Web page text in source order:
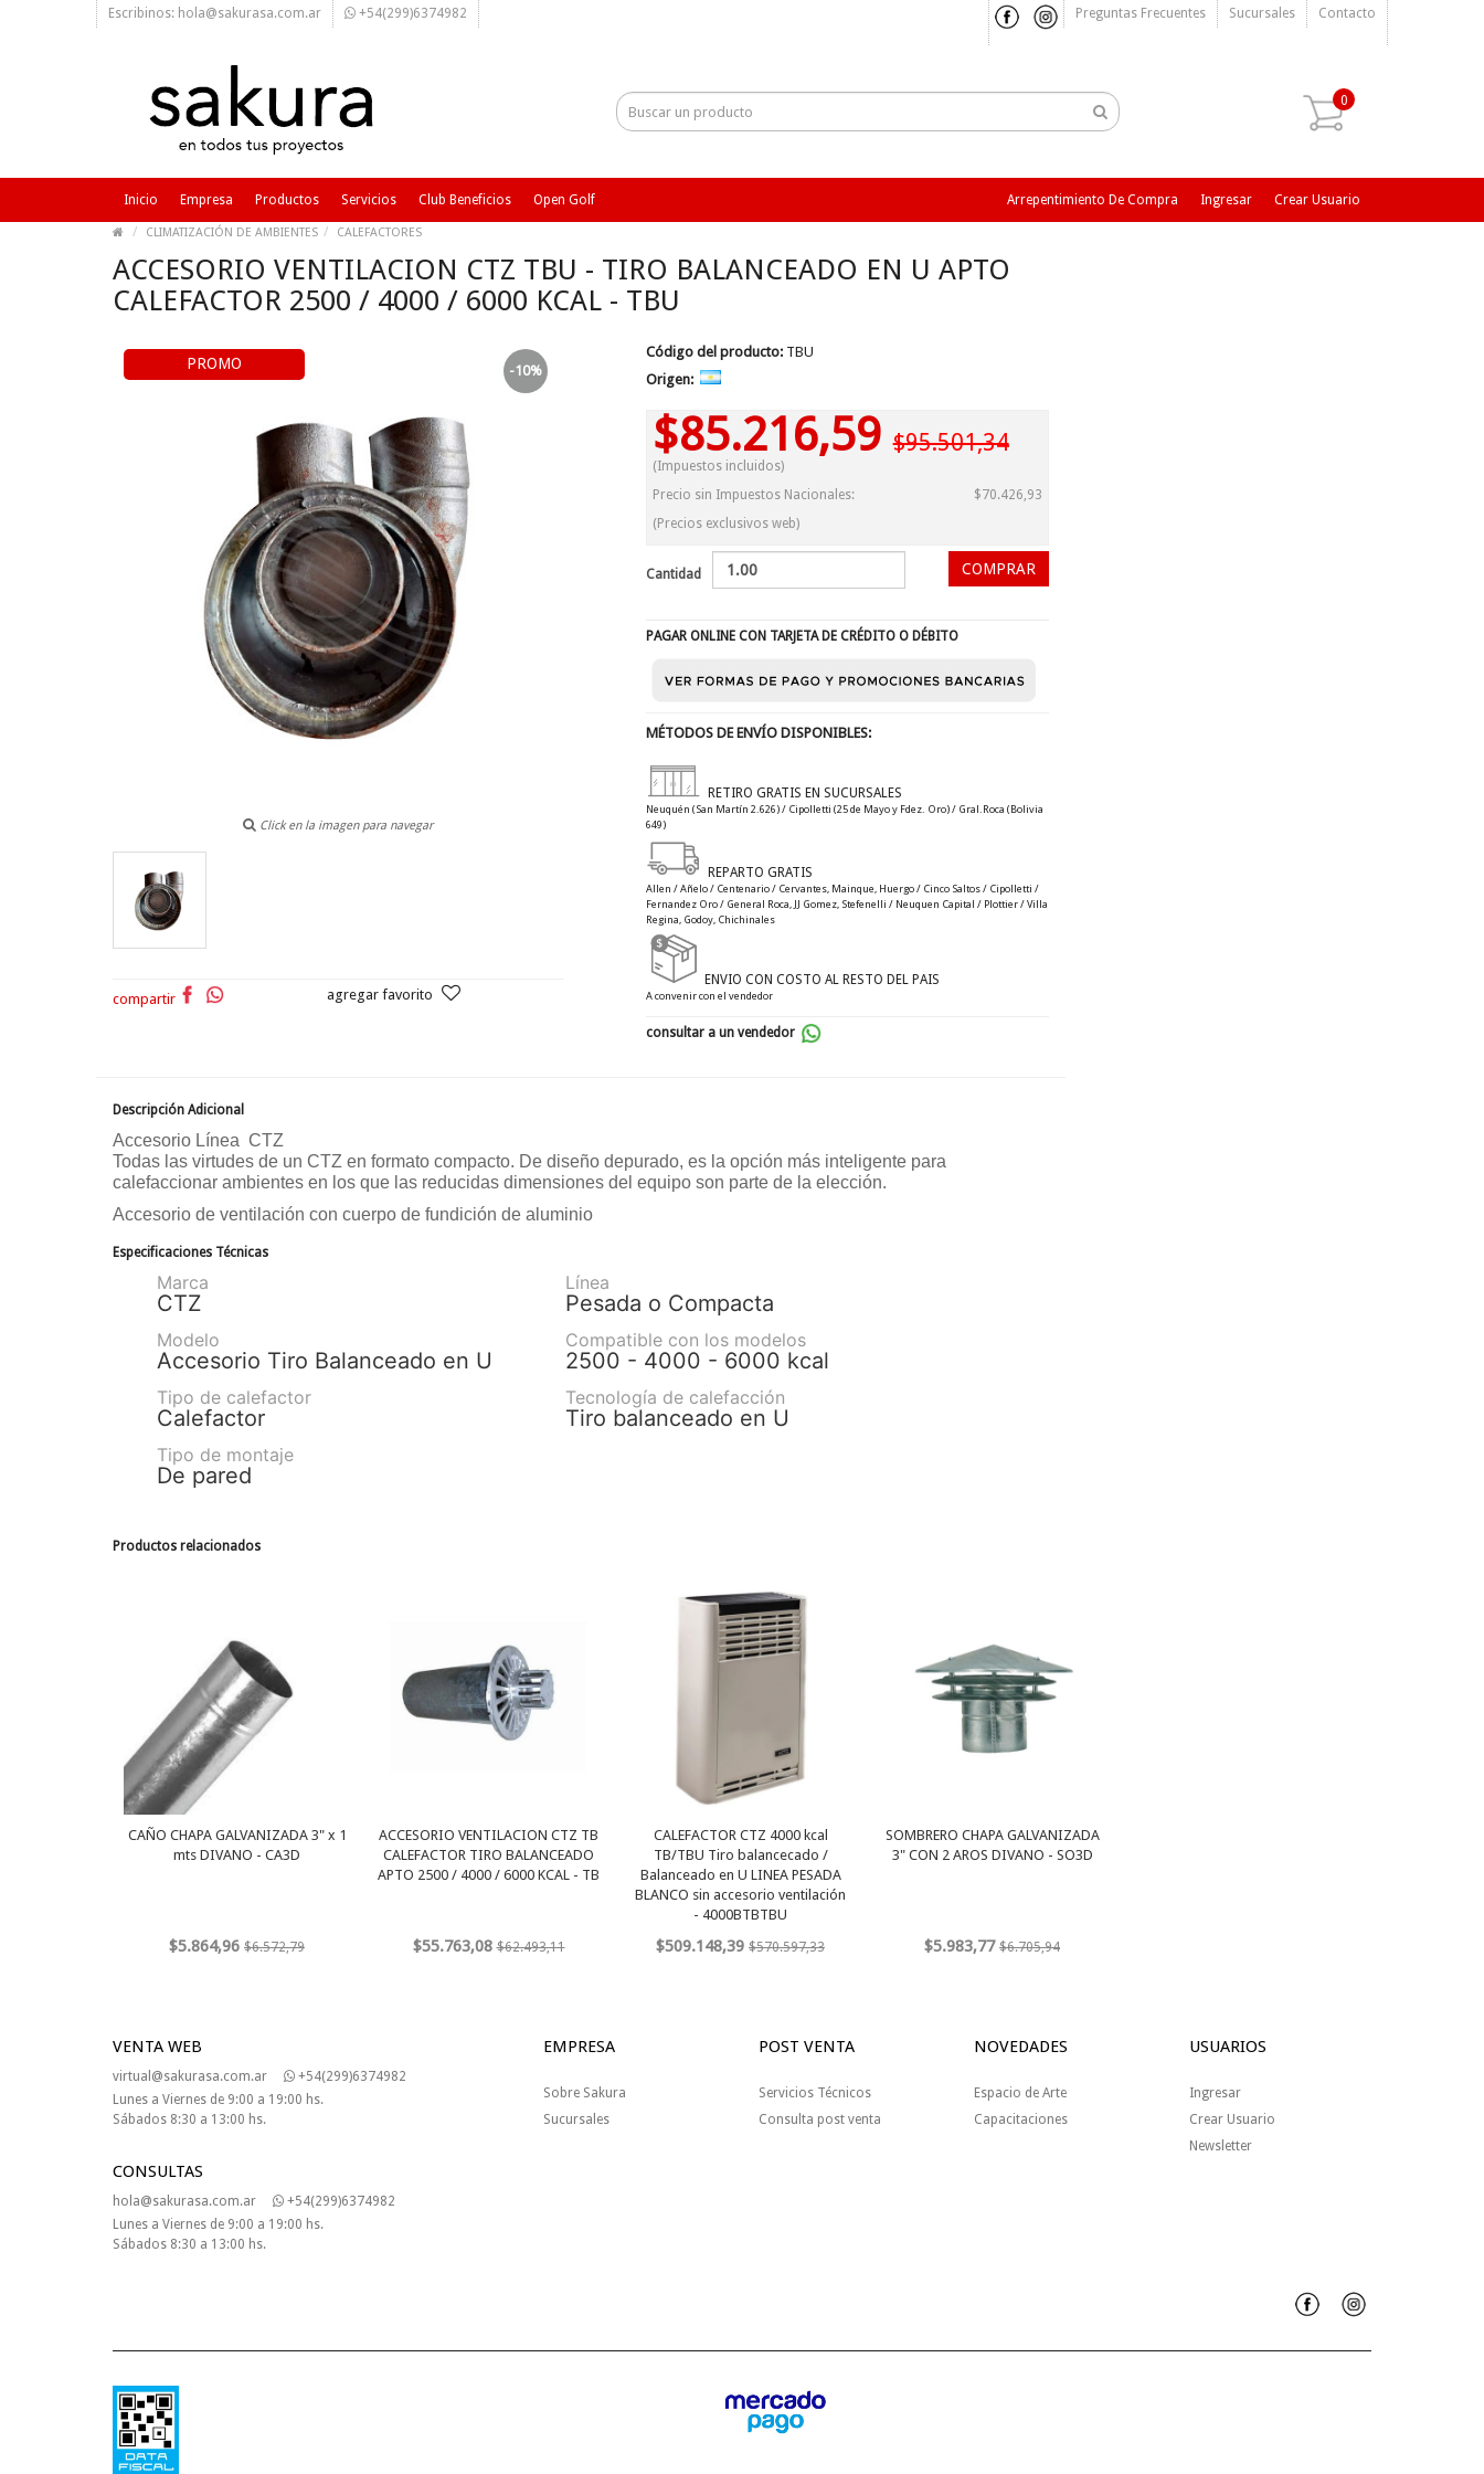
Escribinos: hola@sakurasa.com.ar +54(299)6374982 Preguntas Frecuentes Sucursales Contacto
0
Inicio Empresa Productos Servicios Club Beneficios Open Golf Crear Usuario
Ingresar
Arrepentimiento De Compra
CLIMATIZACIÓN DE AMBIENTES CALEFACTORES
ACCESORIO VENTILACION CTZ TBU - TIRO BALANCEADO EN U APTO
CALEFACTOR 2500 / 4000 / 6000 KCAL - TBU
PROMO -10%
Click en la imagen para navegar
compartir agregar favorito
Código del producto: TBU
Origen:
$85.216,59$95.501,34
(Impuestos incluidos)
Precio sin Impuestos Nacionales:
$70.426,93
(Precios exclusivos web)
Cantidad
PAGAR ONLINE CON TARJETA DE CRÉDITO O DÉBITO
MÉTODOS DE ENVÍO DISPONIBLES:
RETIRO GRATIS EN SUCURSALES
Neuquén (San Martín 2.626) / Cipolletti (25 de Mayo y Fdez. Oro) / Gral.Roca (Bolivia
649)
REPARTO GRATIS
Allen / Añelo / Centenario / Cervantes, Mainque, Huergo / Cinco Saltos / Cipolletti /
Fernandez Oro / General Roca, JJ Gomez, Stefenelli / Neuquen Capital / Plottier / Villa
Regina, Godoy, Chichinales
ENVIO CON COSTO AL RESTO DEL PAIS
A convenir con el vendedor
consultar a un vendedor
Descripción Adicional
Accesorio Línea CTZ
Todas las virtudes de un CTZ en formato compacto. De diseño depurado, es la opción más inteligente para
calefaccionar ambientes en los que las reducidas dimensiones del equipo son parte de la elección.
Accesorio de ventilación con cuerpo de fundición de aluminio
Especificaciones Técnicas
Marca
CTZ
Línea
Pesada o Compacta
Modelo
Accesorio Tiro Balanceado en U
Compatible con los modelos
2500 - 4000 - 6000 kcal
Tipo de calefactor
Calefactor
Tecnología de calefacción
Tiro balanceado en U
Tipo de montaje
De pared
Productos relacionados
CAÑO CHAPA GALVANIZADA 3" x 1
mts DIVANO - CA3D
$5.864,96 $6.572,79
ACCESORIO VENTILACION CTZ TB
CALEFACTOR TIRO BALANCEADO
APTO 2500 / 4000 / 6000 KCAL - TB
$55.763,08 $62.493,11
CALEFACTOR CTZ 4000 kcal
TB/TBU Tiro balancecado /
Balanceado en U LINEA PESADA
BLANCO sin accesorio ventilación
- 4000BTBTBU
$509.148,39 $570.597,33
SOMBRERO CHAPA GALVANIZADA
3" CON 2 AROS DIVANO - SO3D
$5.983,77 $6.705,94
VENTA WEB
virtual@sakurasa.com.ar
+54(299)6374982
Lunes a Viernes de 9:00 a 19:00 hs.
Sábados 8:30 a 13:00 hs.
CONSULTAS
hola@sakurasa.com.ar
+54(299)6374982
Lunes a Viernes de 9:00 a 19:00 hs.
Sábados 8:30 a 13:00 hs.
EMPRESA
Sobre Sakura
Sucursales
POST VENTA
Servicios Técnicos
Consulta post venta
NOVEDADES
Espacio de Arte
Capacitaciones
USUARIOS
Ingresar
Crear Usuario
Newsletter